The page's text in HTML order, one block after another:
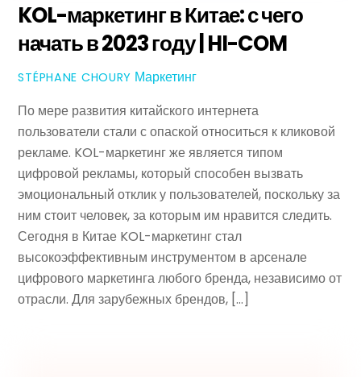
KOL-маркетинг в Китае: с чего
начать в 2023 году | HI-COM
STÉPHANE CHOURY Маркетинг
По мере развития китайского интернета
пользователи стали с опаской относиться к кликовой
рекламе. KOL-маркетинг же является типом
цифровой рекламы, который способен вызвать
эмоциональный отклик у пользователей, поскольку за
ним стоит человек, за которым им нравится следить.
Сегодня в Китае KOL-маркетинг стал
высокоэффективным инструментом в арсенале
цифрового маркетинга любого бренда, независимо от
отрасли. Для зарубежных брендов, […]